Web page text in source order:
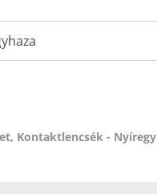
Kontaktlencsék -